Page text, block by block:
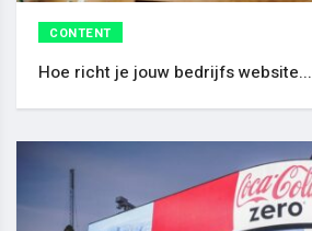
CONTENT
Hoe richt je jouw bedrijfs website...